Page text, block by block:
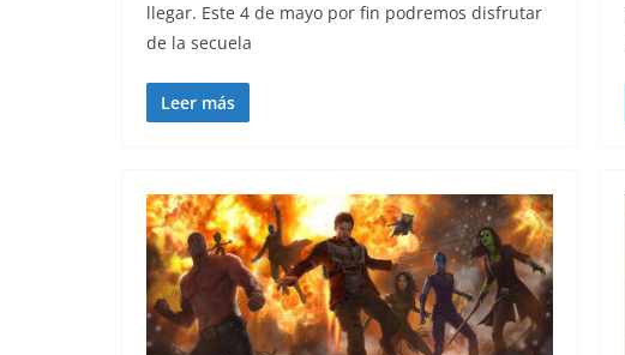
llegar. Este 4 de mayo por fin podremos disfrutar
de la secuela
Leer más